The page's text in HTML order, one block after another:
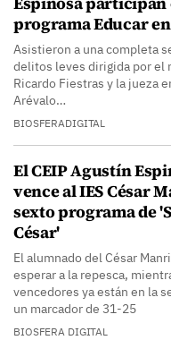
programa Educar
Asistieron a una completa
delitos leves dirigida por el
Ricardo Fiestras y la jueza
Arévalo…
BIOSFERADIGITAL
El CEIP Agustín
vence al IES César
sexto programa de
César'
El alumnado del César
esperar a la repesca,
vencedores ya están en la
un marcador de 31-25
BIOSFERA DIGITAL